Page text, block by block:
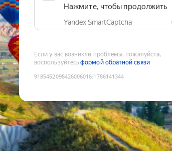
Нажмите, чтобы продолжить
Yandex SmartCaptcha
Если у вас возникли проблемы, пожалуйста,
воспользуйтесьформой обратной связи
9185452098426006016:1786141344